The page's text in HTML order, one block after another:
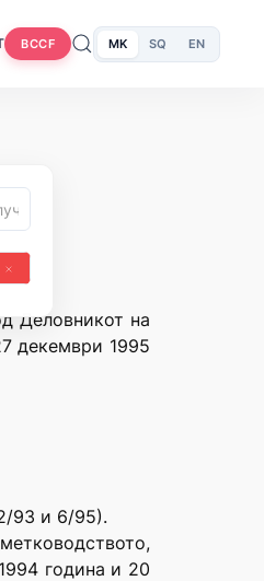
BCCF MK SQ EN
Деловникот на
декември 1995
93 и 6/95).
година и 20